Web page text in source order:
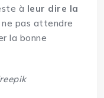
à leur dire la
ne pas attendre
la bonne